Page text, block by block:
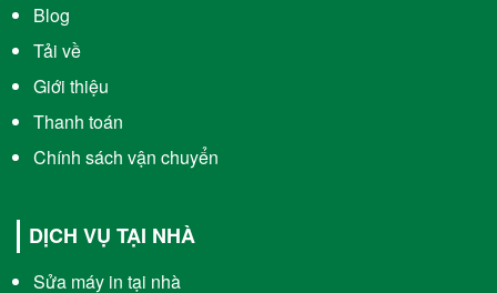
Blog
Tải về
Giới thiệu
Thanh toán
Chính sách vận chuyển
DỊCH VỤ TẠI NHÀ
Sửa máy in tại nhà